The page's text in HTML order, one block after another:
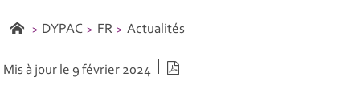
DYPAC FR Actualités
Mis à jour le 9 février 2024